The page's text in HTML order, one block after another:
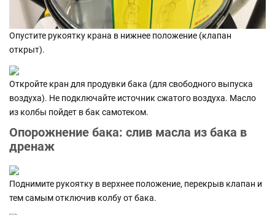
Опустите рукоятку крана в нижнее положение (клапан
открыт).
Откройте кран для продувки бака (для свободного выпуска
воздуха). Не подключайте источник сжатого воздуха. Масло
из колбы пойдет в бак самотеком.
Опорожнение бака: слив масла из бака в
дренаж
Поднимите рукоятку в верхнее положение, перекрыв клапан и
тем самым отключив колбу от бака.